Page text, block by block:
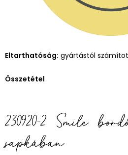
Eltarthatóság: gyártástól
Összetétel
230920-2 Smile
sapkában